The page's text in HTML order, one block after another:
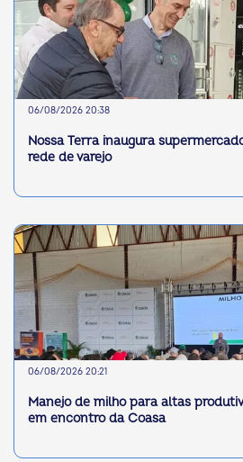
06/08/2026 20:38
Nossa Terra inaugura
rede de varejo
06/08/2026 20:21
Manejo de milho para altas
em encontro da Coasa